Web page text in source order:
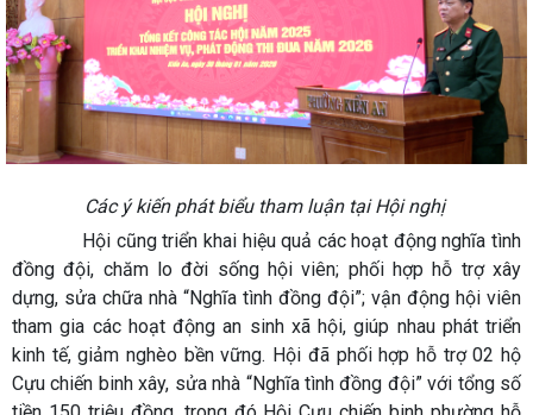
Các ý kiến phát biểu tham luận tại Hội nghị
Hội cũng triển khai hiệu quả các hoạt động nghĩa tình
đồng đội, chăm lo đời sống hội viên; phối hợp hỗ trợ xây
dựng, sửa chữa nhà “Nghĩa tình đồng đội”; vận động hội viên
tham gia các hoạt động an sinh xã hội, giúp nhau phát triển
kinh tế, giảm nghèo bền vững. Hội đã phối hợp hỗ trợ 02 hộ
Cựu chiến binh xây, sửa nhà “Nghĩa tình đồng đội” với tổng số